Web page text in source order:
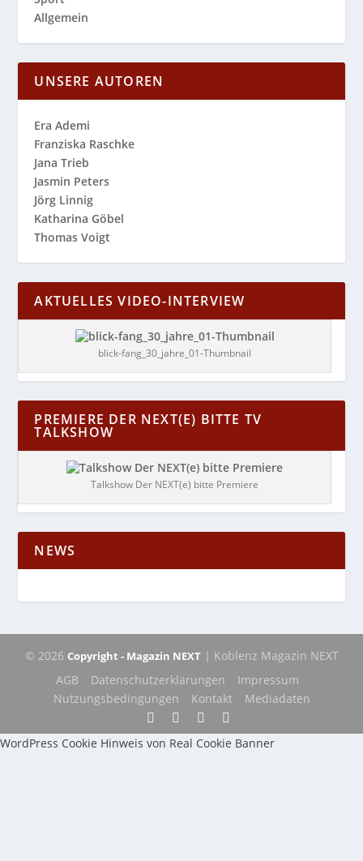
Allgemein
UNSERE AUTOREN
Era Ademi
Franziska Raschke
Jana Trieb
Jasmin Peters
Jörg Linnig
Katharina Göbel
Thomas Voigt
AKTUELLES VIDEO-INTERVIEW
blick-fang_30_jahre_01-Thumbnail
PREMIERE DER NEXT(E) BITTE TV
TALKSHOW
Talkshow Der NEXT(e) bitte Premiere
NEWS
© 2026 Copyright - Magazin NEXT| Koblenz Magazin NEXT
AGB
Datenschutzerklärungen
Impressum
Nutzungsbedingungen
Kontakt Mediadaten
WordPress Cookie Hinweis von Real Cookie Banner